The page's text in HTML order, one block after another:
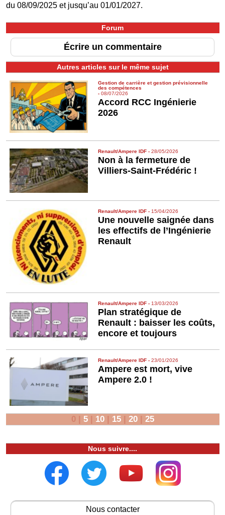
du 08/09/2025 et jusqu’au 01/01/2027.
Forum
Écrire un commentaire
Autres articles sur le même sujet
Gestion de carrière et gestion prévisionnelle
des compétences
-08/07/2026
Accord RCC Ingénierie
2026
Renault/Ampere IDF -28/05/2026
Non à la fermeture de
Villiers-Saint-Frédéric !
Renault/Ampere IDF - 15/04/2026
Une nouvelle saignée dans
les effectifs de l’Ingénierie
Renault
Renault/Ampere IDF -13/03/2026
Plan stratégique de
Renault : baisser les coûts,
encore et toujours
Renault/Ampere IDF -23/01/2026
Ampere est mort, vive
Ampere 2.0 !
0| 5| 10| 15| 20| 25
Nous suivre....
Nous contacter